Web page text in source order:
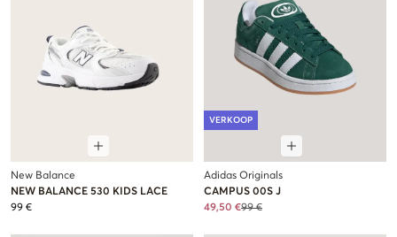
New Balance
NEW BALANCE 530 KIDS LACE
99 €
VERKOOP
Adidas Originals
CAMPUS 00S J
49,50 €99 €